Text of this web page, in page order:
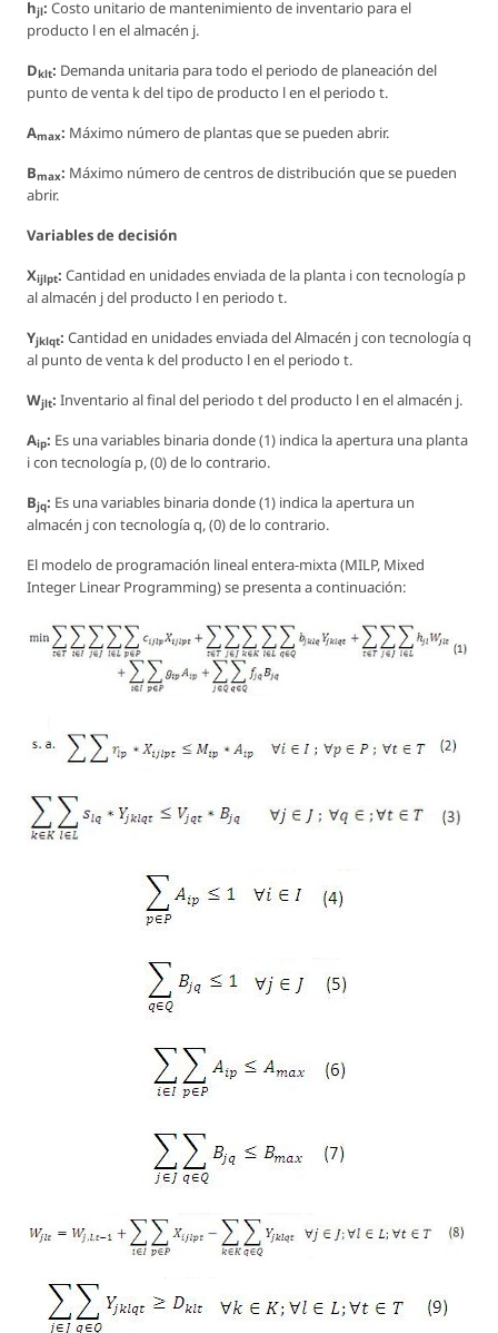
hjl: Costo unitario de mantenimiento de inventario para el
producto l en el almacén j.
Dklt: Demanda unitaria para todo el periodo de planeación del
punto de venta k del tipo de producto l en el periodo t.
Amax: Máximo número de plantas que se pueden abrir.
Bmax: Máximo número de centros de distribución que se pueden
abrir.
Variables de decisión
Xijlpt: Cantidad en unidades enviada de la planta i con tecnología p
al almacén j del producto l en periodo t.
Yjklqt: Cantidad en unidades enviada del Almacén j con tecnología q
al punto de venta k del producto l en el periodo t.
Wjlt: Inventario al final del periodo t del producto l en el almacén j.
Aip: Es una variables binaria donde (1) indica la apertura una planta
i con tecnología p, (0) de lo contrario.
Bjq: Es una variables binaria donde (1) indica la apertura un
almacén j con tecnología q, (0) de lo contrario.
El modelo de programación lineal entera-mixta (MILP, Mixed
Integer Linear Programming) se presenta a continuación: